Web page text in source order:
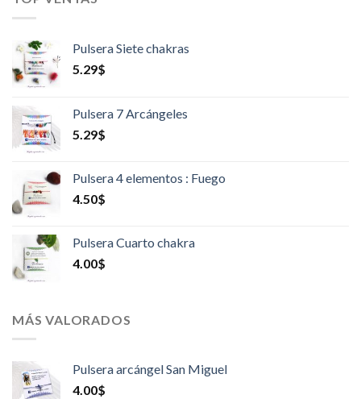
Pulsera Siete chakras
5.29$
Pulsera 7 Arcángeles
5.29$
Pulsera 4 elementos : Fuego
4.50$
Pulsera Cuarto chakra
4.00$
MÁS VALORADOS
Pulsera arcángel San Miguel
4.00$